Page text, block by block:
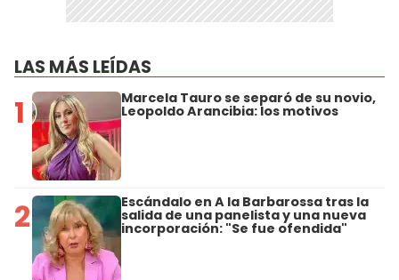
LAS MÁS LEÍDAS
1 Marcela Tauro se separó de su novio,
Leopoldo Arancibia: los motivos
2 Escándalo en A la Barbarossa tras la
salida de una panelista y una nueva
incorporación: "Se fue ofendida"